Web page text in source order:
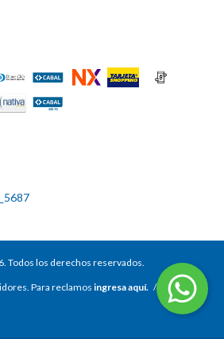
Todos los derechos reservados.
Para reclamos ingresa aquí. /
Botón de